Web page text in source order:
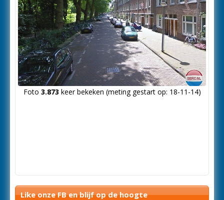
Foto 3.873 keer bekeken (meting gestart op: 18-11-14)
Like onze FB en blijf op de hoogte